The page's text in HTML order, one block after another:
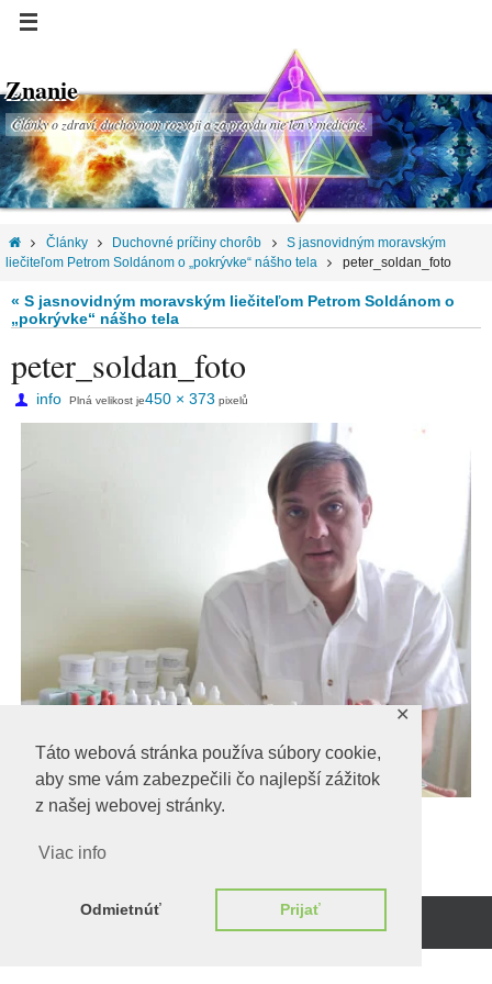
Táto webová stránka používa súbory cookie,
aby sme vám zabezpečili čo najlepší zážitok
z našej webovej stránky.
Viac info
Odmietnúť Prijať
✕
Znanie
Články o zdraví, duchovnom rozvoji a za pravdu nie len v medicíne.
Články Duchovné príčiny chorôb
S jasnovidným moravským
liečiteľom Petrom Soldánom o „pokrývke“ nášho tela
peter_soldan_foto
« S jasnovidným moravským liečiteľom Petrom Soldánom o
„pokrývke“ nášho tela
peter_soldan_foto
info Plná velikost je450 × 373 pixelů
Beží naWordPress.